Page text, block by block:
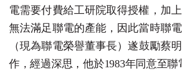
電需要付費給工研院取得授權，加
無法滿足聯電的產能， 因 此當時聯
（現為聯電榮譽董事長）遂鼓勵蔡明
作，經過深思，他於1983年同意至聯